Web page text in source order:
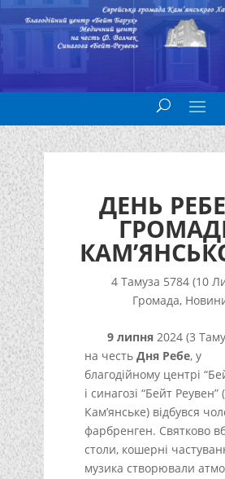
ДЕНЬ
4 Тамуза 5784 (10
Громада,
9 липня2024 (3
на честь Дня Ребе, у
благодійному центрі
і синагозі “Бейт Реувен”
Кам’янське) відбувся
фарбренген. Святково
столи, кошерні
музика створювали